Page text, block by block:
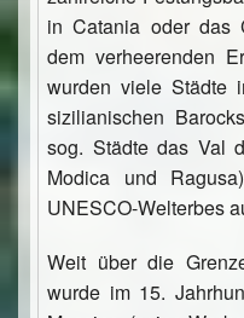
in Catania oder das
dem verheerenden
wurden viele Städte
sizilianischen
sog. Städte das Val
Modica und
UNESCO-Welterbes
Weit über die
wurde im 15.